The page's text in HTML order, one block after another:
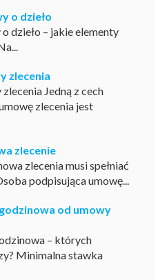
o dzieło
dzieło – jakie elementy
zlecenia
Jedną z cech
zlecenia jest
zlecenie
zlecenia musi spełniać
podpisująca umowę...
od umowy
– których
Minimalna stawka